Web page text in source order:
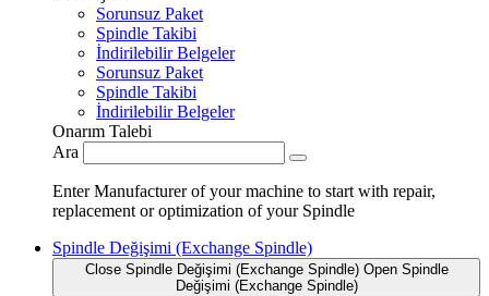
Sorunsuz Paket
Spindle Takibi
İndirilebilir Belgeler
Sorunsuz Paket
Spindle Takibi
İndirilebilir Belgeler
Onarım Talebi
Ara
Enter Manufacturer of your machine to start with repair,
replacement or optimization of your Spindle
Spindle Değişimi (Exchange Spindle)
Close Spindle Değişimi (Exchange Spindle) Open Spindle
Değişimi (Exchange Spindle)